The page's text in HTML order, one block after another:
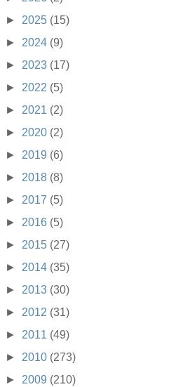
► 2025 (15)
► 2024 (9)
► 2023 (17)
► 2022 (5)
► 2021 (2)
► 2020 (2)
► 2019 (6)
► 2018 (8)
► 2017 (5)
► 2016 (5)
► 2015 (27)
► 2014 (35)
► 2013 (30)
► 2012 (31)
► 2011 (49)
► 2010 (273)
► 2009 (210)